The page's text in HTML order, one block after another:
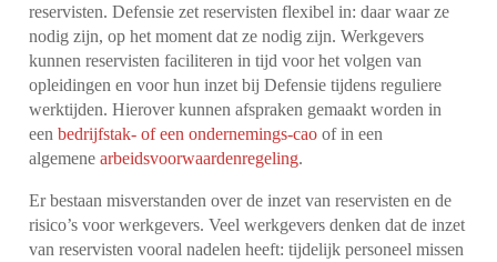
reservisten. Defensie zet reservisten flexibel in: daar waar ze
nodig zijn, op het moment dat ze nodig zijn. Werkgevers
kunnen reservisten faciliteren in tijd voor het volgen van
opleidingen en voor hun inzet bij Defensie tijdens reguliere
werktijden. Hierover kunnen afspraken gemaakt worden in
eenbedrijfstak- of een ondernemings-caoof in een
algemenearbeidsvoorwaardenregeling.
Er bestaan misverstanden over de inzet van reservisten en de
risico’s voor werkgevers. Veel werkgevers denken dat de inzet
van reservisten vooral nadelen heeft: tijdelijk personeel missen